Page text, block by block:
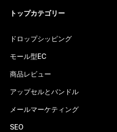
トップカテゴリー
ドロップシッピング
モール型EC
商品レビュー
アップセルとバンドル
メールマーケティング
SEO